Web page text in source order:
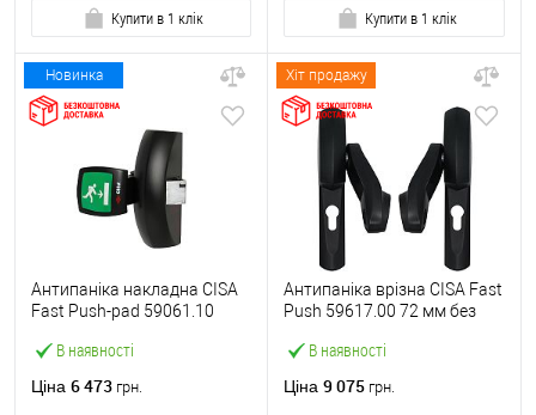
Купити в 1 клік Купити в 1 клік
Новинка
В наявності
Антипаніка накладна CISA
Fast Push-pad 59061.10
Ціна 6 473 грн.
Хіт продажу
В наявності
Антипаніка врізна CISA Fast
Push 59617.00 72 мм без
Ціна 9 075 грн.